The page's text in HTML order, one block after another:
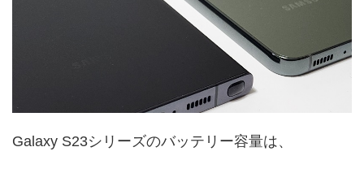
Galaxy S23シリーズのバッテリー容量は、